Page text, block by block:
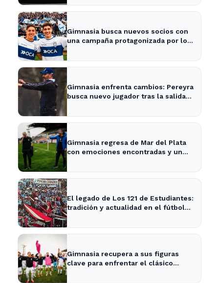
Gimnasia busca nuevos socios con
una campaña protagonizada por los
Gimnasia enfrenta cambios: Pereyra
busca nuevo jugador tras la salida
Gimnasia regresa de Mar del Plata
con emociones encontradas y un
El legado de Los 121 de Estudiantes:
tradición y actualidad en el fútbol
Gimnasia recupera a sus figuras
clave para enfrentar el clásico